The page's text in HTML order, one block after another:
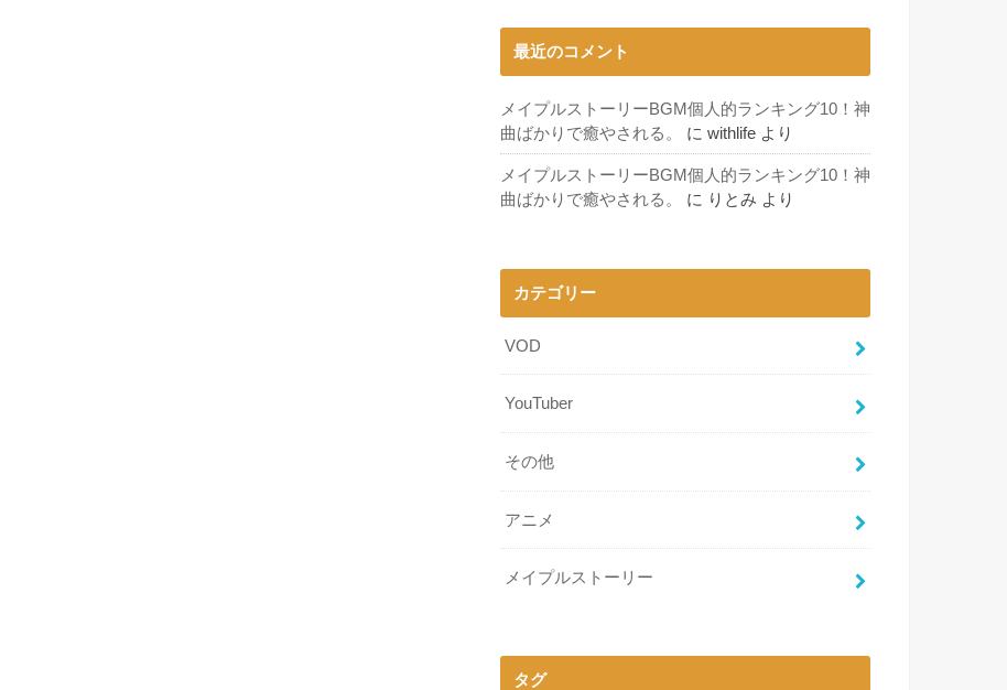
最近のコメント
メイプルストーリーBGM個人的ランキング10！神
曲ばかりで癒やされる。
に withlife より
メイプルストーリーBGM個人的ランキング10！神
曲ばかりで癒やされる。
に りとみ より
カテゴリー
VOD
YouTuber
その他
アニメ
メイプルストーリー
タグ